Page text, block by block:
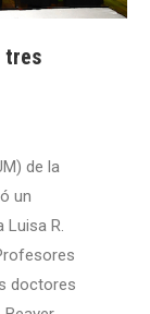
tres
de la
un
Luisa R.
doctores